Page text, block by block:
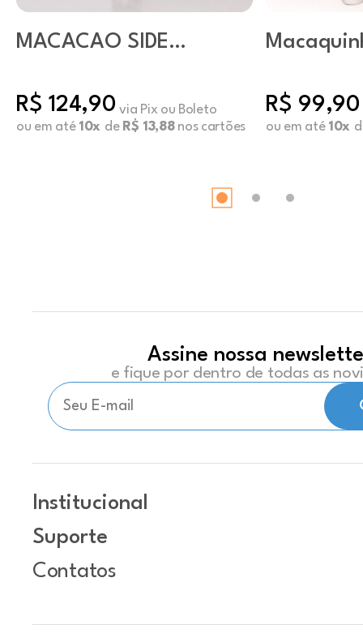
MACACÃO SIDE
R$ 124,90 via Pix ou Boleto
ou em até 10x de R$ 13,88nos cartões
R$ 99,90
ou em até 10x
Assine nossa
e fique por dentro de todas as
Institucional
Suporte
Contatos